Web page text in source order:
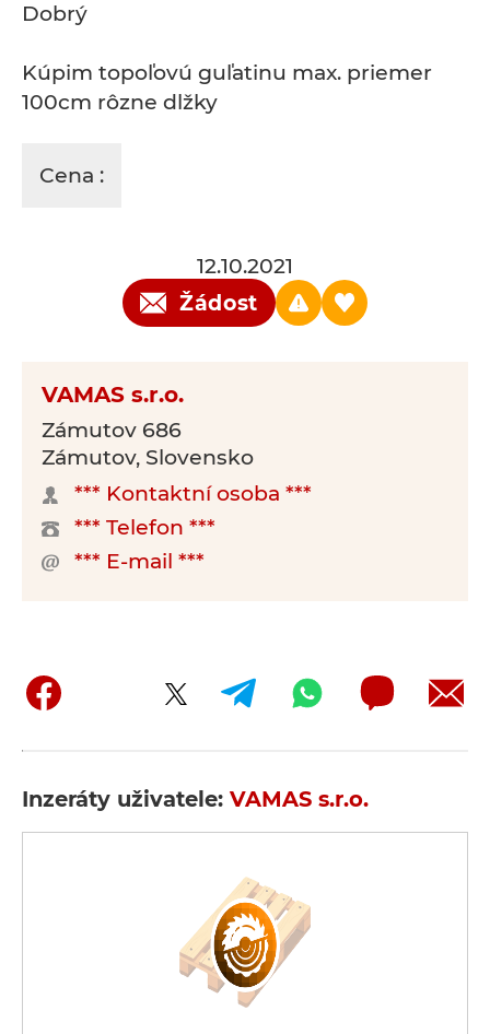
Dobrý
Kúpim topoľovú guľatinu max. priemer
100cm rôzne dlžky
Cena :
12.10.2021
Žádost
VAMAS s.r.o.
Zámutov 686
Zámutov, Slovensko
*** Kontaktní osoba ***
*** Telefon ***
*** E-mail ***
Inzeráty uživatele: VAMAS s.r.o.